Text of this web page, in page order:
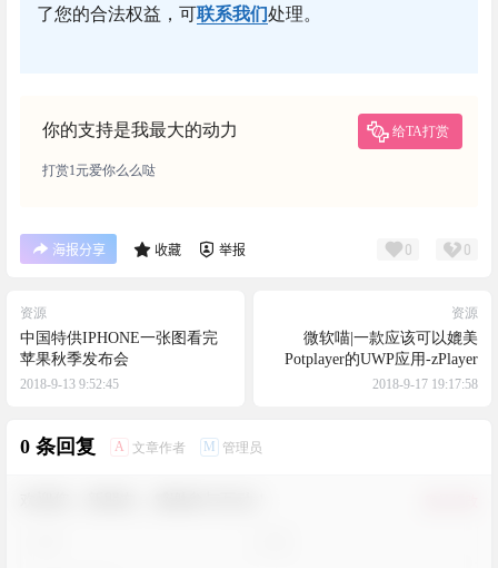
了您的合法权益，可联系我们处理。
你的支持是我最大的动力 给TA打赏
打赏1元爱你么么哒
海报分享 收藏 举报 0 0
资源
中国特供IPHONE一张图看完
苹果秋季发布会
2018-9-13 9:52:45
资源
微软喵|一款应该可以媲美
Potplayer的UWP应用-zPlayer
2018-9-17 19:17:58
0 条回复 A 文章作者 M 管理员